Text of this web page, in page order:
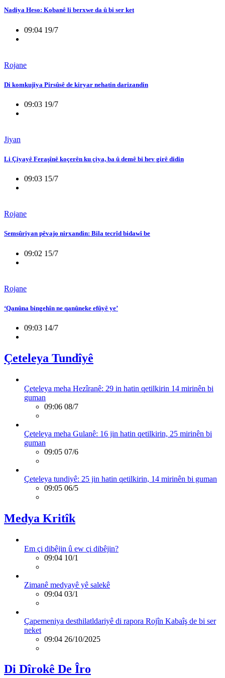
Nadiya Heso: Kobanê li berxwe da û bi ser ket
09:04 19/7
Rojane
Di komkujiya Pirsûsê de kiryar nehatin darizandin
09:03 19/7
Jiyan
Li Çiyayê Feraşînê koçerên ku çiya, ba û demê bi hev girê didin
09:03 15/7
Rojane
Semsûriyan pêvajo nirxandin: Bila tecrîd bidawî be
09:02 15/7
Rojane
‘Qanûna bingehîn ne qanûneke efûyê ye’
09:03 14/7
Çeteleya Tundîyê
Çeteleya meha Hezîranê: 29 in hatin qetilkirin 14 mirinên bi
guman
09:06 08/7
Çeteleya meha Gulanê: 16 jin hatin qetilkirin, 25 mirinên bi
guman
09:05 07/6
Çeteleya tundiyê: 25 jin hatin qetilkirin, 14 mirinên bi guman
09:05 06/5
Medya Kritîk
Em çi dibêjin û ew çi dibêjin?
09:04 10/1
Zimanê medyayê yê salekê
09:04 03/1
Çapemeniya desthilatldariyê di rapora Rojîn Kabaîş de bi ser
neket
09:04 26/10/2025
Di Dîrokê De Îro